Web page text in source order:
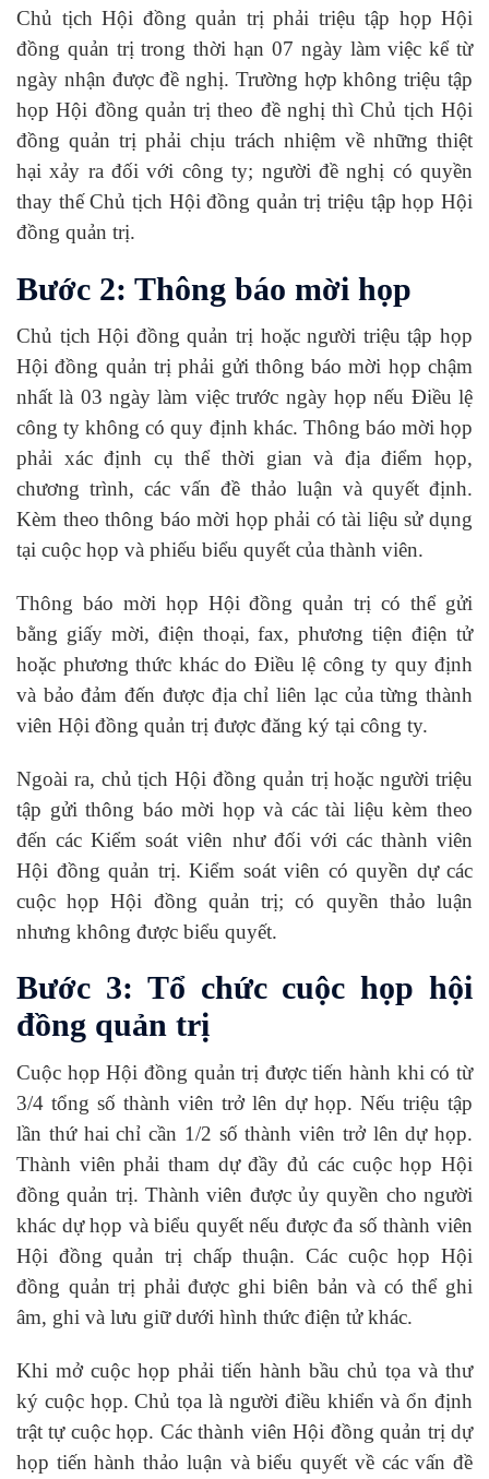
Chủ tịch Hội đồng quản trị phải triệu tập họp Hội
đồng quản trị trong thời hạn 07 ngày làm việc kể từ
ngày nhận được đề nghị. Trường hợp không triệu tập
họp Hội đồng quản trị theo đề nghị thì Chủ tịch Hội
đồng quản trị phải chịu trách nhiệm về những thiệt
hại xảy ra đối với công ty; người đề nghị có quyền
thay thế Chủ tịch Hội đồng quản trị triệu tập họp Hội
đồng quản trị.
Bước 2: Thông báo mời họp
Chủ tịch Hội đồng quản trị hoặc người triệu tập họp
Hội đồng quản trị phải gửi thông báo mời họp chậm
nhất là 03 ngày làm việc trước ngày họp nếu Điều lệ
công ty không có quy định khác. Thông báo mời họp
phải xác định cụ thể thời gian và địa điểm họp,
chương trình, các vấn đề thảo luận và quyết định.
Kèm theo thông báo mời họp phải có tài liệu sử dụng
tại cuộc họp và phiếu biểu quyết của thành viên.
Thông báo mời họp Hội đồng quản trị có thể gửi
bằng giấy mời, điện thoại, fax, phương tiện điện tử
hoặc phương thức khác do Điều lệ công ty quy định
và bảo đảm đến được địa chỉ liên lạc của từng thành
viên Hội đồng quản trị được đăng ký tại công ty.
Ngoài ra, chủ tịch Hội đồng quản trị hoặc người triệu
tập gửi thông báo mời họp và các tài liệu kèm theo
đến các Kiểm soát viên như đối với các thành viên
Hội đồng quản trị. Kiểm soát viên có quyền dự các
cuộc họp Hội đồng quản trị; có quyền thảo luận
nhưng không được biểu quyết.
Bước 3: Tổ chức cuộc họp hội
đồng quản trị
Cuộc họp Hội đồng quản trị được tiến hành khi có từ
3/4 tổng số thành viên trở lên dự họp. Nếu triệu tập
lần thứ hai chỉ cần 1/2 số thành viên trở lên dự họp.
Thành viên phải tham dự đầy đủ các cuộc họp Hội
đồng quản trị. Thành viên được ủy quyền cho người
khác dự họp và biểu quyết nếu được đa số thành viên
Hội đồng quản trị chấp thuận. Các cuộc họp Hội
đồng quản trị phải được ghi biên bản và có thể ghi
âm, ghi và lưu giữ dưới hình thức điện tử khác.
Khi mở cuộc họp phải tiến hành bầu chủ tọa và thư
ký cuộc họp. Chủ tọa là người điều khiển và ổn định
trật tự cuộc họp. Các thành viên Hội đồng quản trị dự
họp tiến hành thảo luận và biểu quyết về các vấn đề